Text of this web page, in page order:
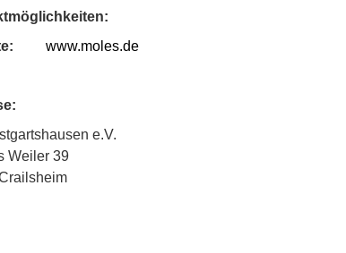
www.moles.de
e.V.
Weiler 39